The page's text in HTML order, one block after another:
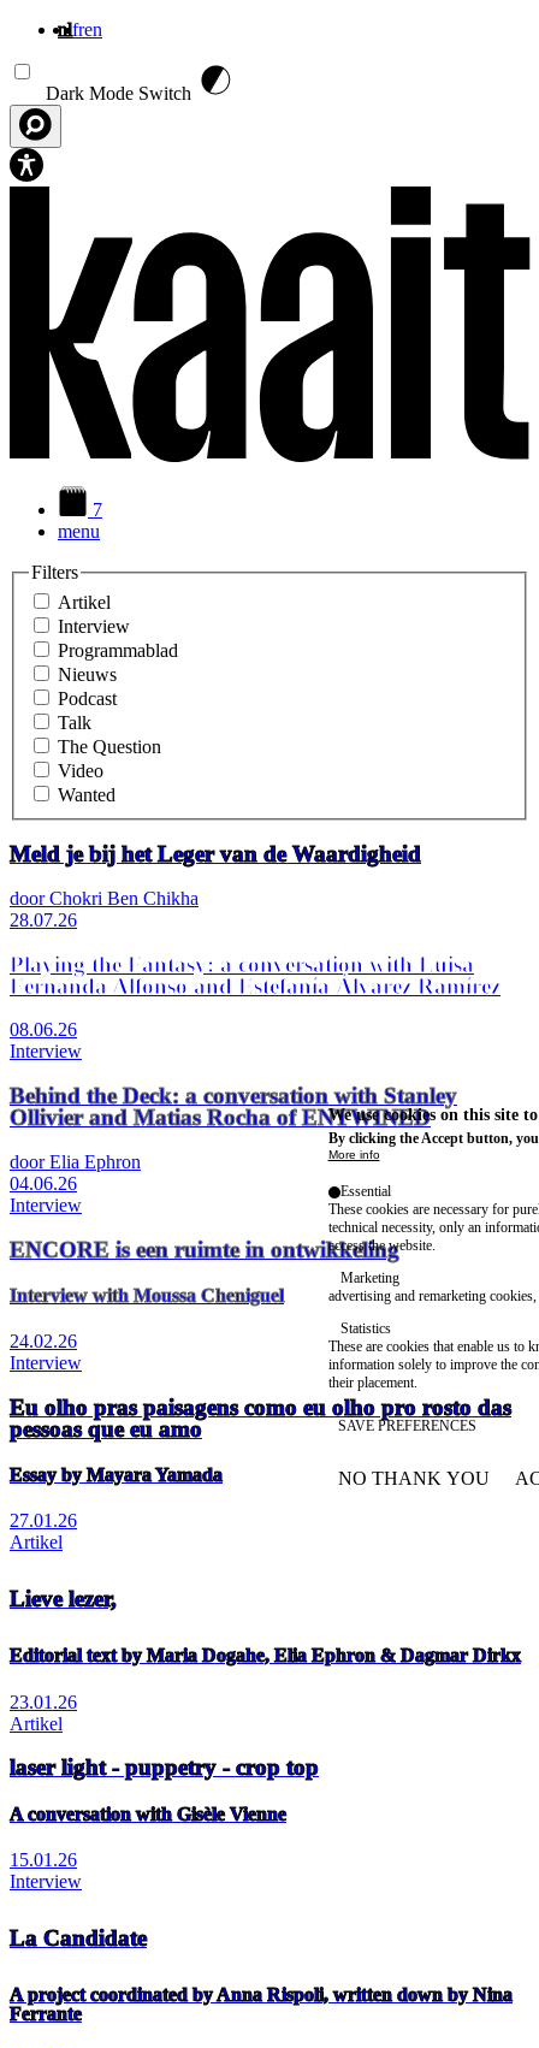
nlfren
Dark Mode Switch
7
menu
Filters
Artikel
Interview
Programmablad
Nieuws
Podcast
Talk
The Question
Video
Wanted
Meld je bij het Leger van de Waardigheid
door Chokri Ben Chikha
28.07.26
Playing the Fantasy: a conversation with Luisa
Fernanda Alfonso and Estefanía Álvarez Ramírez
08.06.26
Interview
Behind the Deck: a conversation with Stanley
Ollivier and Matias Rocha of ENTWINED
door Elia Ephron
04.06.26
Interview
ENCORE is een ruimte in ontwikkeling
Interview with Moussa Cheniguel
24.02.26
Interview
Eu olho pras paisagens como eu olho pro rosto das
pessoas que eu amo
Essay by Mayara Yamada
27.01.26
Artikel
Lieve lezer,
Editorial text by Maria Dogahe, Elia Ephron & Dagmar Dirkx
23.01.26
Artikel
laser light - puppetry - crop top
A conversation with Gisèle Vienne
15.01.26
Interview
La Candidate
A project coordinated by Anna Rispoli, written down by Nina
Ferrante
We use cookies on this site
By clicking the Accept button,
More info
Essential
These cookies are necessary for
technical necessity, only an
access the website.
Marketing
advertising and remarketing cookies,
Statistics
These are cookies that enable us to
information solely to improve the
their placement.
SAVE PREFERENCES
NO THANK YOU
WITHDRAW